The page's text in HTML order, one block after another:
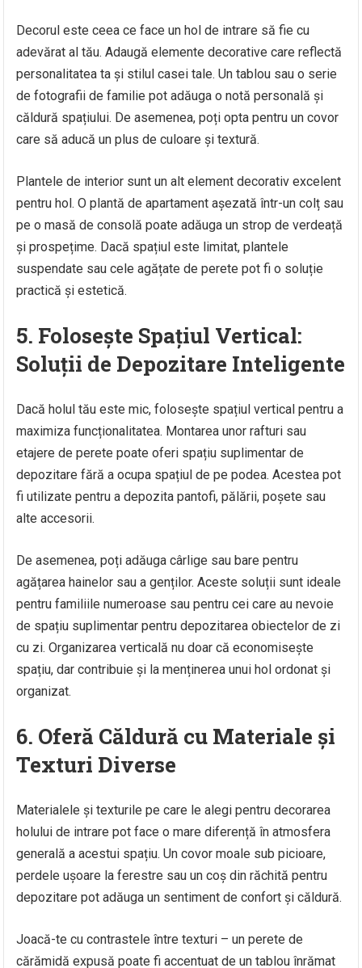
Decorul este ceea ce face un hol de intrare să fie cu
adevărat al tău. Adaugă elemente decorative care reflectă
personalitatea ta și stilul casei tale. Un tablou sau o serie
de fotografii de familie pot adăuga o notă personală și
căldură spațiului. De asemenea, poți opta pentru un covor
care să aducă un plus de culoare și textură.
Plantele de interior sunt un alt element decorativ excelent
pentru hol. O plantă de apartament așezată într-un colț sau
pe o masă de consolă poate adăuga un strop de verdeață
și prospețime. Dacă spațiul este limitat, plantele
suspendate sau cele agățate de perete pot fi o soluție
practică și estetică.
5. Folosește Spațiul Vertical:
Soluții de Depozitare Inteligente
Dacă holul tău este mic, folosește spațiul vertical pentru a
maximiza funcționalitatea. Montarea unor rafturi sau
etajere de perete poate oferi spațiu suplimentar de
depozitare fără a ocupa spațiul de pe podea. Acestea pot
fi utilizate pentru a depozita pantofi, pălării, poșete sau
alte accesorii.
De asemenea, poți adăuga cârlige sau bare pentru
agățarea hainelor sau a genților. Aceste soluții sunt ideale
pentru familiile numeroase sau pentru cei care au nevoie
de spațiu suplimentar pentru depozitarea obiectelor de zi
cu zi. Organizarea verticală nu doar că economisește
spațiu, dar contribuie și la menținerea unui hol ordonat și
organizat.
6. Oferă Căldură cu Materiale și
Texturi Diverse
Materialele și texturile pe care le alegi pentru decorarea
holului de intrare pot face o mare diferență în atmosfera
generală a acestui spațiu. Un covor moale sub picioare,
perdele ușoare la ferestre sau un coș din răchită pentru
depozitare pot adăuga un sentiment de confort și căldură.
Joacă-te cu contrastele între texturi – un perete de
cărămidă expusă poate fi accentuat de un tablou înrămat